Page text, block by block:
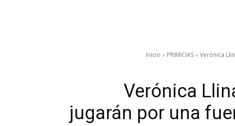
Inicio PRIMICIAS Verónica
Verónica
jugarán por una